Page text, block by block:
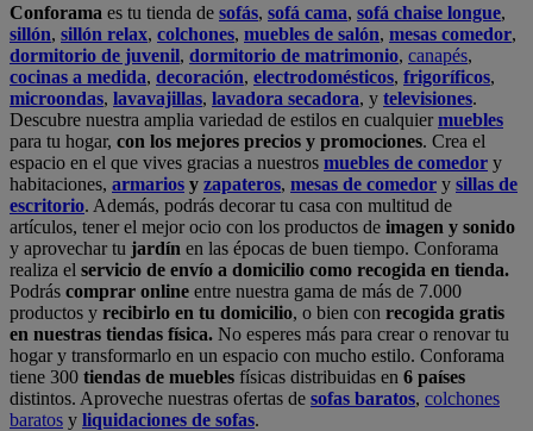
Conforama es tu tienda de sofás, sofá cama, sofá chaise longue,
sillón, sillón relax, colchones, muebles de salón, mesas comedor,
dormitorio de juvenil, dormitorio de matrimonio, canapés,
cocinas a medida, decoración, electrodomésticos, frigoríficos,
microondas, lavavajillas, lavadora secadora, y televisiones.
Descubre nuestra amplia variedad de estilos en cualquiermuebles
para tu hogar, con los mejores precios y promociones. Crea el
espacio en el que vives gracias a nuestros muebles de comedor y
habitaciones, armarios y zapateros, mesas de comedor y sillas de
escritorio. Además, podrás decorar tu casa con multitud de
artículos, tener el mejor ocio con los productos de imagen y sonido
y aprovechar tu jardín en las épocas de buen tiempo. Conforama
realiza el servicio de envío a domicilio como recogida en tienda.
Podrás comprar online entre nuestra gama de más de 7.000
productos y recibirlo en tu domicilio, o bien con recogida gratis
en nuestras tiendas física. No esperes más para crear o renovar tu
hogar y transformarlo en un espacio con mucho estilo. Conforama
tiene 300 tiendas de muebles físicas distribuidas en 6 países
distintos. Aproveche nuestras ofertas de sofas baratos, colchones
baratos y liquidaciones de sofas.